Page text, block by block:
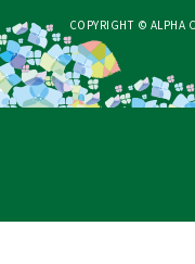
COPYRIGHT © ALPHA